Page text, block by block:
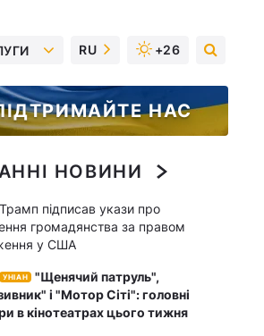
RU +26
НАС
НОВИНИ
Трамп підписав укази про
громадянства за правом
у США
УНІАН
"Щенячий патруль",
і "Мотор Сіті": головні
в кінотеатрах цього тижня